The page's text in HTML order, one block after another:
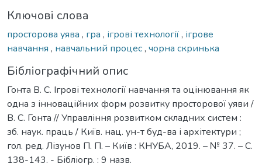
Ключові слова
просторова уява , гра , ігрові технології, ігрове
навчання , навчальний процес, чорна скринька
Бібліографічний опис
Гонта В. С. Ігрові технології навчання та оцінювання як
одна з інноваційних форм розвитку просторової уяви /
В. С. Гонта // Управління розвитком складних систем :
зб. наук. праць / Київ. нац. ун-т буд-ва і архітектури ;
гол. ред. Лізунов П. П. – Київ : КНУБА, 2019. – № 37. – С.
138-143. - Бібліогр. : 9 назв.